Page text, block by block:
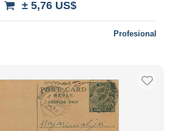
± 5,76 US$
Profesional